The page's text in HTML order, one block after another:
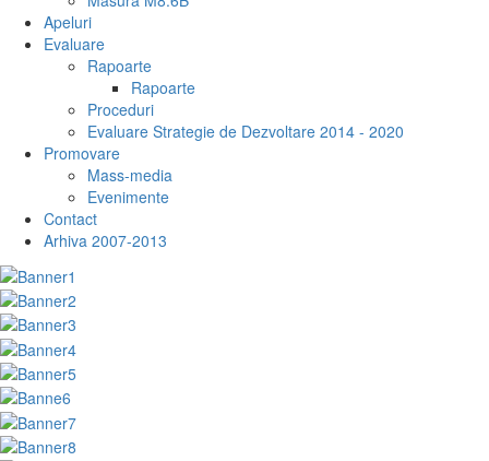
Apeluri
Evaluare
Rapoarte
Rapoarte
Proceduri
Evaluare Strategie de Dezvoltare 2014 - 2020
Promovare
Mass-media
Evenimente
Contact
Arhiva 2007-2013